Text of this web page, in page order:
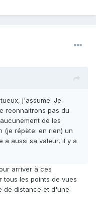
j'assume. Je
reonnaitrons pas du
de les
(je répète: en rien) un
a aussi sa valeur, il y a
arriver à ces
tous les points de vues
de distance et d'une